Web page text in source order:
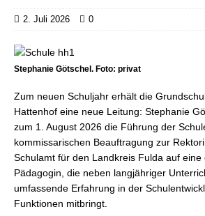
2. Juli 2026 0
Stephanie Götschel. Foto: privat
Zum neuen Schuljahr erhält die
Hattenhof eine neue Leitung: Stephanie
zum 1. August 2026 die Führung der
kommissarischen Beauftragung zur
Schulamt für den Landkreis Fulda auf eine
Pädagogin, die neben langjähriger
umfassende Erfahrung in der
Funktionen mitbringt.